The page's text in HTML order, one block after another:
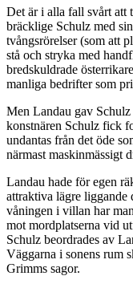
Det är i alla fall svårt att
bräcklige Schulz med
tvångsrörelser (som att
stå och stryka med
bredskuldrade
manliga bedrifter som
Men Landau gav Schulz
konstnären Schulz fick
undantas från det öde
närmast maskinmässigt
Landau hade för egen
attraktiva lägre liggande
våningen i villan har
mot mordplatserna vid
Schulz beordrades av
Väggarna i sonens rum
Grimms sagor.